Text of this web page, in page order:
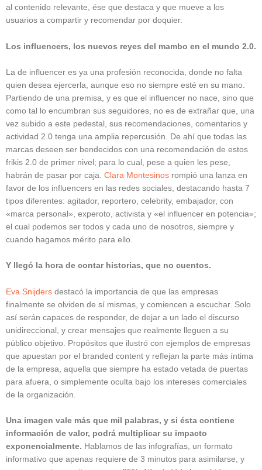
al contenido relevante, ése que destaca y que mueve a los
usuarios a compartir y recomendar por doquier.
Los influencers, los nuevos reyes del mambo en el mundo 2.0.
La de influencer es ya una profesión reconocida, donde no falta
quien desea ejercerla, aunque eso no siempre esté en su mano.
Partiendo de una premisa, y es que el influencer no nace, sino que
como tal lo encumbran sus seguidores, no es de extrañar que, una
vez subido a este pedestal, sus recomendaciones, comentarios y
actividad 2.0 tenga una amplia repercusión. De ahí que todas las
marcas deseen ser bendecidos con una recomendación de estos
frikis 2.0 de primer nivel; para lo cual, pese a quien les pese,
habrán de pasar por caja. Clara Montesinos rompió una lanza en
favor de los influencers en las redes sociales, destacando hasta 7
tipos diferentes: agitador, reportero, celebrity, embajador, con
«marca personal», experoto, activista y «el influencer en potencia»;
el cual podemos ser todos y cada uno de nosotros, siempre y
cuando hagamos mérito para ello.
Y llegó la hora de contar historias, que no cuentos.
Eva Snijders destacó la importancia de que las empresas
finalmente se olviden de sí mismas, y comiencen a escuchar. Solo
así serán capaces de responder, de dejar a un lado el discurso
unidireccional, y crear mensajes que realmente lleguen a su
público objetivo. Propósitos que ilustró con ejemplos de empresas
que apuestan por el branded content y reflejan la parte más íntima
de la empresa, aquella que siempre ha estado vetada de puertas
para afuera, o simplemente oculta bajo los intereses comerciales
de la organización.
Una imagen vale más que mil palabras, y si ésta contiene
información de valor, podrá multiplicar su impacto
exponencialmente. Hablamos de las infografías, un formato
informativo que apenas requiere de 3 minutos para asimilarse, y